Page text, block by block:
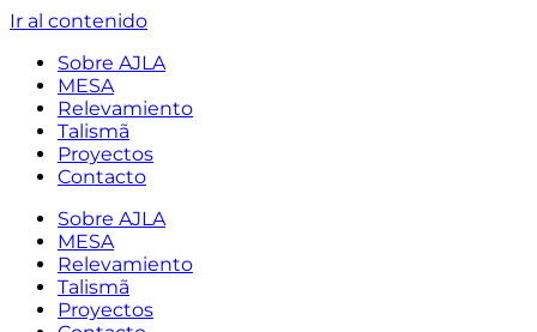
Ir al contenido
Sobre AJLA
MESA
Relevamiento
Talismã
Proyectos
Contacto
Sobre AJLA
MESA
Relevamiento
Talismã
Proyectos